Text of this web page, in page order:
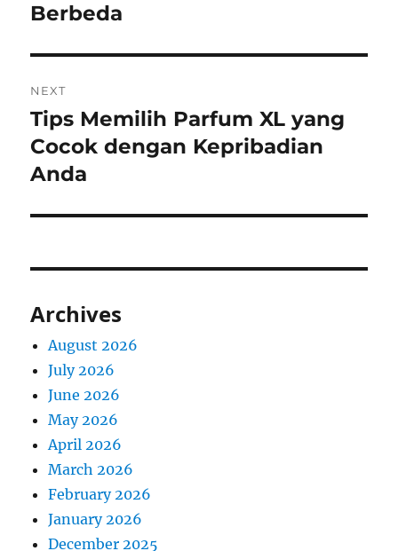
Berbeda
NEXT
Next
post:
Tips Memilih Parfum XL yang
Cocok dengan Kepribadian
Anda
Archives
August 2026
July 2026
June 2026
May 2026
April 2026
March 2026
February 2026
January 2026
December 2025